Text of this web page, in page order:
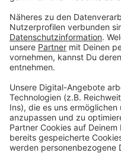
Mehr
powered by
Es geht weiter mit
Hause YouNotUs. Sie
zusammengetan. Dabei
Anzeige